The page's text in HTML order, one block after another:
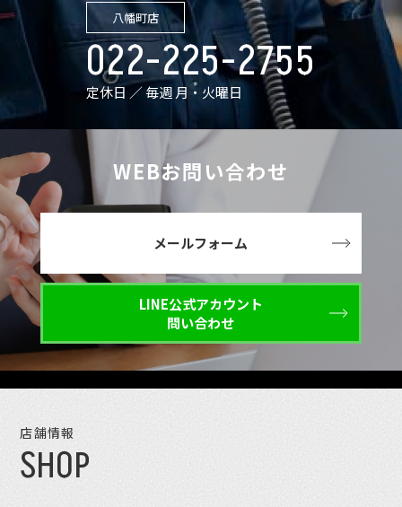
八幡町店
022-225-2755
定休日 ／ 毎週 月・火曜日
WEBお問い合わせ
メールフォーム
LINE公式アカウント
問い合わせ
店舗情報
SHOP